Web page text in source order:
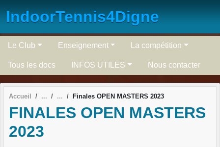
IndoorTennis4Digne
Le Club Enseignement La compétition
Tous les docs INFOS UTILES Nous contacter
Accueil Finales OPEN MASTERS 2023
FINALES OPEN MASTERS
2023